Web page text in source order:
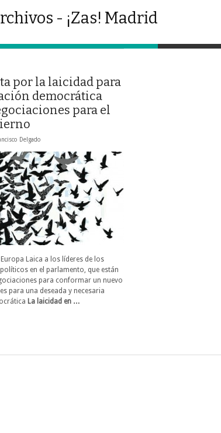
- ¡Zas! Madrid
por la laicidad para
democrática
para el
Delgado
Laica a los líderes de los
en el parlamento, que están
para conformar un nuevo
para una deseada y necesaria
La laicidad en …